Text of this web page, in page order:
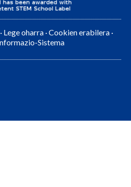
· Lege oharra ·Cookien erabilera ·
Sistema